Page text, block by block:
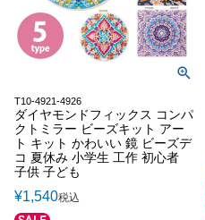
T10-4921-4926
ダイヤモンドフィックス コンパ
クトミラー ビーズキット アー
ト キット かわいい 鏡 ビーズデ
コ 夏休み 小学生 工作 初心者
子供 子ども
¥1,540税込